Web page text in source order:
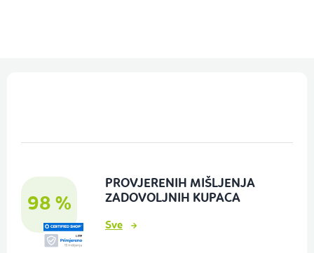
98 %
PROVJERENIH MIŠLJENJA
ZADOVOLJNIH KUPACA
Sve